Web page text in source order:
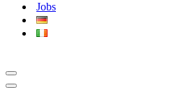
Jobs
Navigationsmenü
Navigationsmenü